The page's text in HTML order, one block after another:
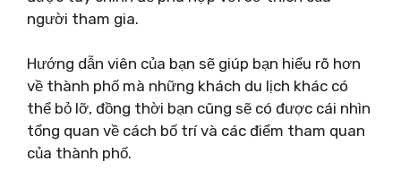
người tham gia.
Hướng dẫn viên của bạn sẽ giúp bạn hiểu rõ hơn
về thành phố mà những khách du lịch khác có
thể bỏ lỡ, đồng thời bạn cũng sẽ có được cái nhìn
tổng quan về cách bố trí và các điểm tham quan
của thành phố.